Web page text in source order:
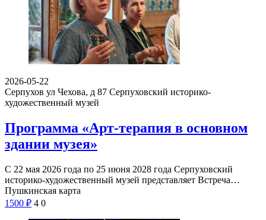
2026-05-22
Серпухов ул Чехова, д 87 Серпуховский историко-
художественный музей
Программа «Арт-терапия в основном
здании музея»
С 22 мая 2026 года по 25 июня 2028 года Серпуховский
историко-художественный музей представляет Встреча…
Пушкинская карта
1500 ₽ 4 0